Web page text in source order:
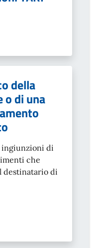
della
o di una
ingiunzioni di
che
destinatario di